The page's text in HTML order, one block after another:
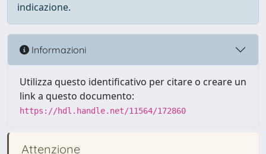
indicazione.
Informazioni
Utilizza questo identificativo per citare o creare un
link a questo documento:
https://hdl.handle.net/11564/172860
Attenzione